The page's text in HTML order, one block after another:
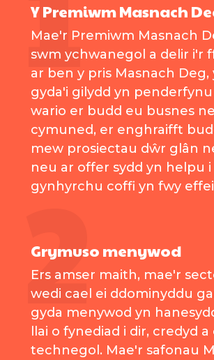
Y Premiwm Masnach
Mae'r Premiwm Masnach
swm ychwanegol a delir i'r
ar ben y pris Masnach Deg,
gyda'i gilydd yn
wario er budd eu busnes
cymuned, er enghraifft
mew prosiectau dŵr glân
neu ar offer sydd yn helpu i
gynhyrchu coffi yn fwy
Grymuso menywod
Ers amser maith, mae'r
wedi cael ei ddominyddu
gyda menywod yn
llai o fynediad i dir, credyd
technegol. Mae'r safonau